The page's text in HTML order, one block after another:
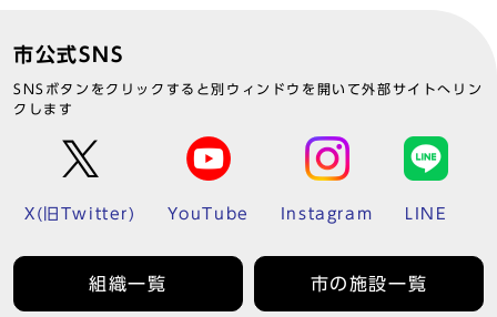
市公式SNS
SNSボタンをクリックすると別ウィンドウを開いて外部サイトへリン
クします
X(旧Twitter) YouTube Instagram LINE
組織一覧 市の施設一覧